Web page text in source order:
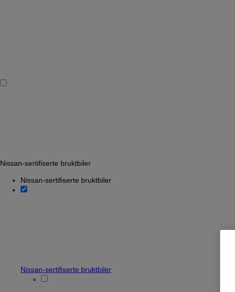
Nissan-sertifiserte bruktbiler
Nissan-sertifiserte bruktbiler
Nissan-sertifiserte bruktbiler